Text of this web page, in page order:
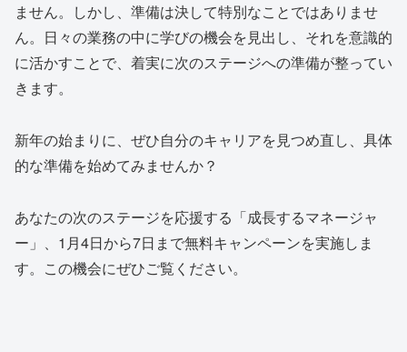
ません。しかし、準備は決して特別なことではありませ
ん。日々の業務の中に学びの機会を見出し、それを意識的
に活かすことで、着実に次のステージへの準備が整ってい
きます。
新年の始まりに、ぜひ自分のキャリアを見つめ直し、具体
的な準備を始めてみませんか？
あなたの次のステージを応援する「成長するマネージャ
ー」、1月4日から7日まで無料キャンペーンを実施しま
す。この機会にぜひご覧ください。